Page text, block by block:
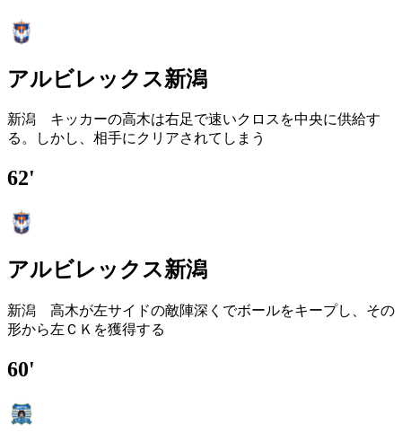
アルビレックス新潟
新潟 キッカーの高木は右足で速いクロスを中央に供給す
る。しかし、相手にクリアされてしまう
62'
アルビレックス新潟
新潟 高木が左サイドの敵陣深くでボールをキープし、その
形から左ＣＫを獲得する
60'